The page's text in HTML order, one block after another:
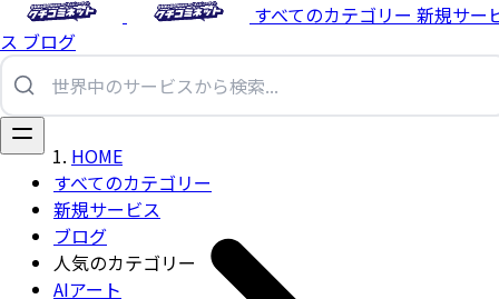
すべてのカテゴリー 新規サー
ス ブログ
すべてのカテゴリー
新規サービス
ブログ
人気のカテゴリー
AIアート
HOME